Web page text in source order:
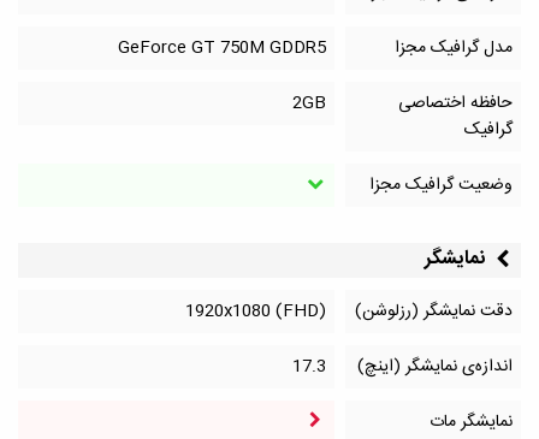
مدل گرافیک مجزا
GeForce GT 750M GDDR5
حافظه اختصاصی
گرافیک
2GB
وضعیت گرافیک مجزا
نمایشگر
دقت نمایشگر (رزلوشن)
1920x1080 (FHD)
اندازه‌ی نمایشگر (اینچ)
17.3
نمایشگر مات